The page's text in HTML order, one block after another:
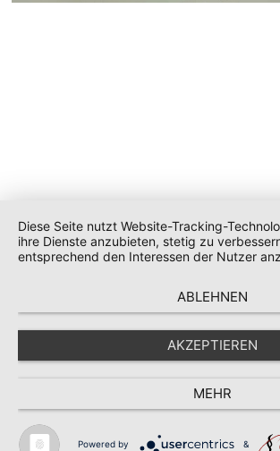
Diese Seite nutzt Website-Tracking-
ihre Dienste anzubieten, stetig zu
entsprechend den Interessen der Nutzer
ABLEHNEN
AKZEPTIEREN
MEHR
Powered by &